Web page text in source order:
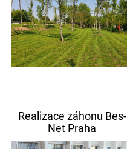
Realizace záhonu Bes-
Net Praha